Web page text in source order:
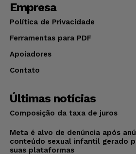
Empresa
Política de Privacidade
Ferramentas para PDF
Apoiadores
Contato
Últimas notícias
Composição da taxa de juros
Meta é alvo de denúncia após
conteúdo sexual infantil gerado
suas plataformas